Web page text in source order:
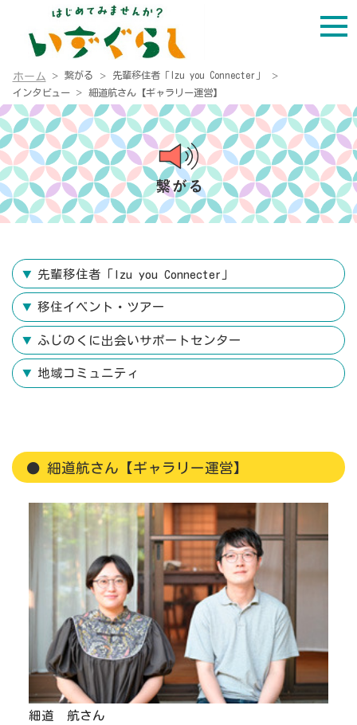
ホーム 繋がる
先輩移住者「Izu you Connecter」
インタビュー
細道航さん【ギャラリー運営】
先輩移住者「Izu you Connecter」
移住イベント・ツアー
ふじのくに出会いサポートセンター
地域コミュニティ
細道航さん【ギャラリー運営】
細道 航さん